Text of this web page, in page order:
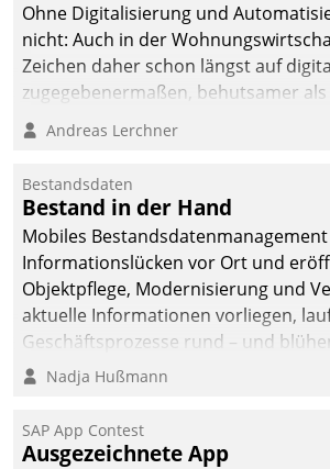
Ohne Digitalisierung und
nicht: Auch in der
Zeichen daher schon längst auf
zugegebenermaßen, behutsamer
Branchen.
Andreas Lerchner
Bestandsdaten
Bestand in der Hand
Mobiles
Informationslücken vor Ort und
Objektpflege, Modernisierung und
aktuelle Informationen vorliegen,
Geschäftsprozesse rund – und
Nadja Hußmann
SAP App Contest
Ausgezeichnete App